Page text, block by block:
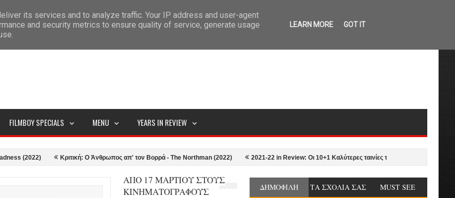
FILMBOY SPECIALS MENU YEARS IN REVIEW
Κριτική: Ο Άνθρωπος απ' τον Βορρά - The Northman (2022) 2021-22 in Review: Οι 10+1 Καλύτερες ταινίες της σεζόν από τον Γιώργο
ΔΗΜΟΦΙΛΗ ΤΑ ΣΧΟΛΙΑ ΣΑΣ MUST SEE
ΑΠΟ 17 ΜΑΡΤΙΟΥ ΣΤΟΥΣ
ΚΙΝΗΜΑΤΟΓΡΑΦΟΥΣ
its services and to analyze traffic. Your IP address and user-agent
and security metrics to ensure quality of service, generate usage
LEARN MORE GOT IT